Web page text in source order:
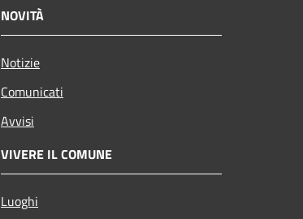
NOVITÀ
Notizie
Comunicati
Avvisi
VIVERE IL COMUNE
Luoghi